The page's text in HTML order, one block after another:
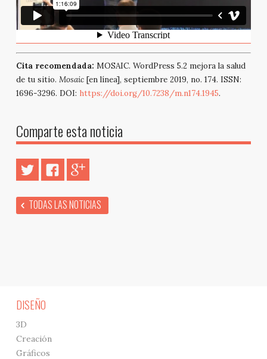
Cita recomendada: MOSAIC. WordPress 5.2 mejora la salud
de tu sitio. Mosaic[en línea], septiembre 2019, no. 174. ISSN:
1696-3296. DOI: https://doi.org/10.7238/m.n174.1945.
Comparte esta noticia
TODAS LAS NOTICIAS
DISEÑO
3D
Creación
Gráficos